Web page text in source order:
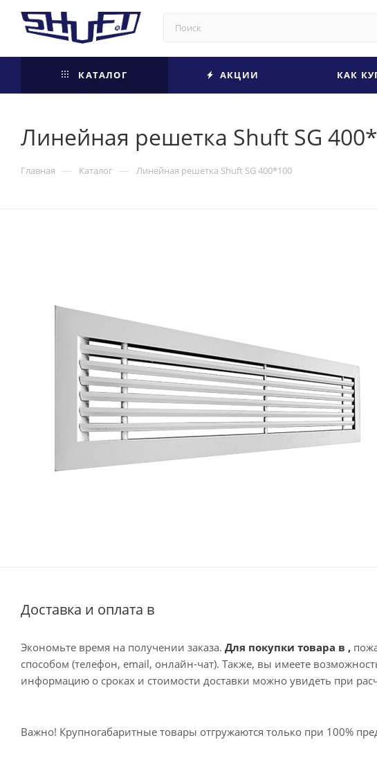
КАТАЛОГ АКЦИИ КАК
Линейная решетка Shuft SG
Главная — Каталог — Линейная решетка Shuft SG 400*100
Доставка и оплата в
Экономьте время на получении заказа. Для покупки товара в ,
способом (телефон, email, онлайн-чат). Также, вы имеете
информацию о сроках и стоимости доставки можно увидеть при
Важно! Крупногабаритные товары отгружаются только при 100%